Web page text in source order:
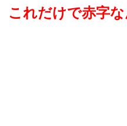
これだけで赤字